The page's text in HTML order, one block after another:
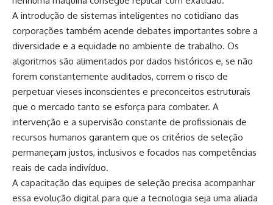
A introdução de sistemas inteligentes no cotidiano das
corporações também acende debates importantes sobre a
diversidade e a equidade no ambiente de trabalho. Os
algoritmos são alimentados por dados históricos e, se não
forem constantemente auditados, correm o risco de
perpetuar vieses inconscientes e preconceitos estruturais
que o mercado tanto se esforça para combater. A
intervenção e a supervisão constante de profissionais de
recursos humanos garantem que os critérios de seleção
permaneçam justos, inclusivos e focados nas competências
reais de cada indivíduo.
A capacitação das equipes de seleção precisa acompanhar
essa evolução digital para que a tecnologia seja uma aliada